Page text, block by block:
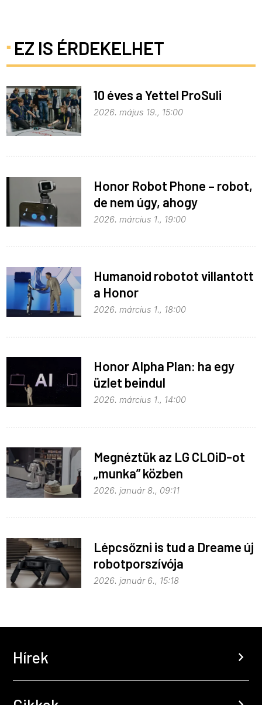
EZ IS ÉRDEKELHET
10 éves a Yettel ProSuli
2026. május 19., 15:00
Honor Robot Phone – robot,
de nem úgy, ahogy
gondolnád
2026. március 1., 19:00
Humanoid robotot villantott
a Honor
2026. március 1., 18:00
Honor Alpha Plan: ha egy
üzlet beindul
2026. március 1., 14:00
Megnéztük az LG CLOiD-ot
„munka” közben
2026. január 8., 09:11
Lépcsőzni is tud a Dreame új
robotporszívója
2026. január 6., 15:18
Hírek chevron_right